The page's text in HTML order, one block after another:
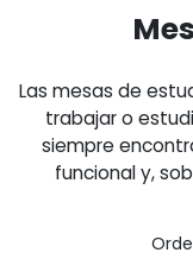
Las mesas de
trabajar o
siempre
funcional y,